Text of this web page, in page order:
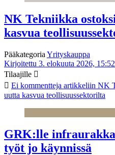
NK Tekniikka
kasvua
Pääkategoria Yrityskauppa
Kirjoitettu 3. elokuuta 2026, 15:52
Tilaajille
Ei kommentteja artikkeliin NK
uutta kasvua teollisuussektorilta
GRK:lle infraurakka
työt jo käynnissä